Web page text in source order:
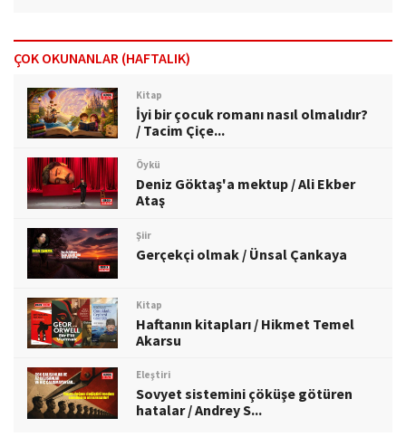
ÇOK OKUNANLAR (HAFTALIK)
Kitap
İyi bir çocuk romanı nasıl olmalıdır?
/ Tacim Çiçe...
Öykü
Deniz Göktaş'a mektup / Ali Ekber
Ataş
Şiir
Gerçekçi olmak / Ünsal Çankaya
Kitap
Haftanın kitapları / Hikmet Temel
Akarsu
Eleştiri
Sovyet sistemini çöküşe götüren
hatalar / Andrey S...